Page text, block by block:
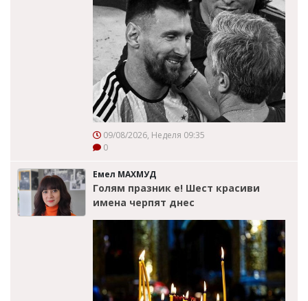
09/08/2026, Неделя 09:35
0
Емел МАХМУД
Голям празник е! Шест красиви
имена черпят днес